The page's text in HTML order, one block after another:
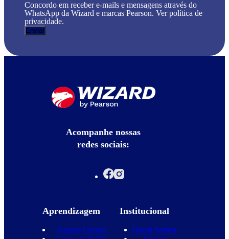
Concordo em receber e-mails e mensagens através do
WhatsApp da Wizard e marcas Pearson. Ver política de
privacidade.
Acompanhe nossas
redes sociais:
Aprendizagem
Nossos Cursos
Institucional
Quem Somos